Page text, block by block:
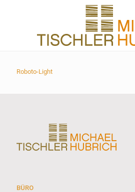
Roboto-Light
BÜRO